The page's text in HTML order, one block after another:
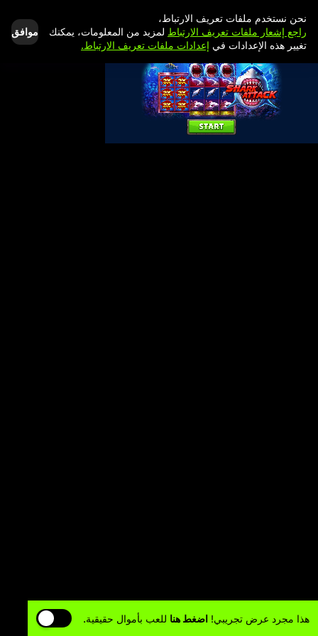
هذا مجرد عرض تجريبي! اضغط هنا للعب بأموال حقيقية.
نحن نستخدم ملفات تعريف الارتباط،
راجع إشعار ملفات تعريف الارتباط لمزيد من المعلومات، يمكنك
تغيير هذه الإعدادات في إعدادات ملفات تعريف الارتباط.
موافق